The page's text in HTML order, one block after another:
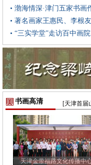
• 渤海情深·津门五家书
• 著名画家王惠民、李根
• “三实学堂”走访百中画
书画高清 [天津首届
天津金带福路文化传播中